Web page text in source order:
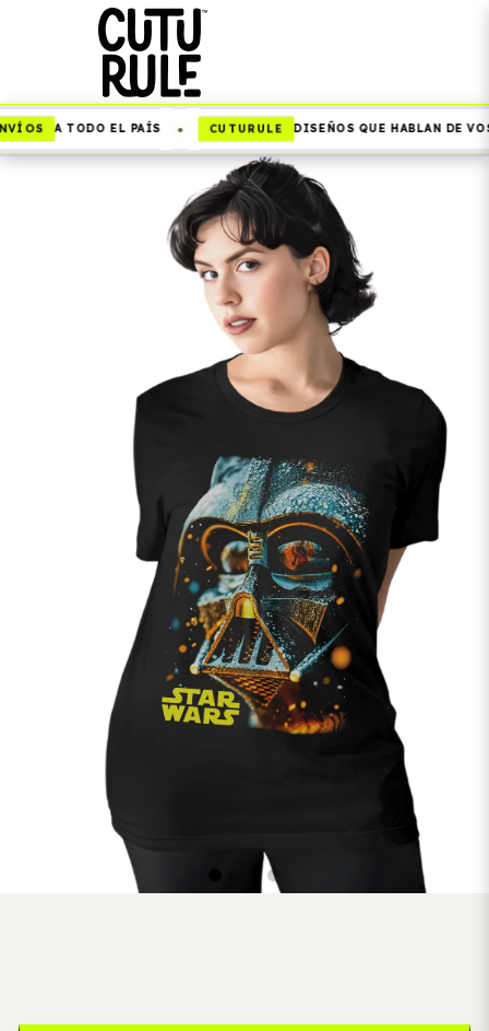
A TODO EL PAÍS CUTURULE DISEÑOS QUE HABLAN DE VOS